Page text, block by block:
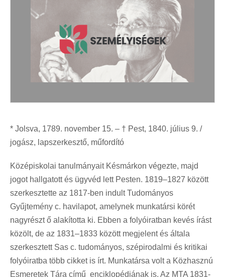
* Jolsva, 1789. november 15. – † Pest, 1840. július 9. /
jogász, lapszerkesztő, műfordító
Középiskolai tanulmányait Késmárkon végezte, majd
jogot hallgatott és ügyvéd lett Pesten. 1819–1827 között
szerkesztette az 1817-ben indult Tudományos
Gyűjtemény c. havilapot, amelynek munkatársi körét
nagyrészt ő alakította ki. Ebben a folyóiratban kevés írást
közölt, de az 1831–1833 között megjelent és általa
szerkesztett Sas c. tudományos, szépirodalmi és kritikai
folyóiratba több cikket is írt. Munkatársa volt a Közhasznú
Esmeretek Tára című enciklopédiának is. Az MTA 1831-